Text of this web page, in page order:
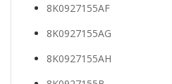
8K0927155AF
8K0927155AG
8K0927155AH